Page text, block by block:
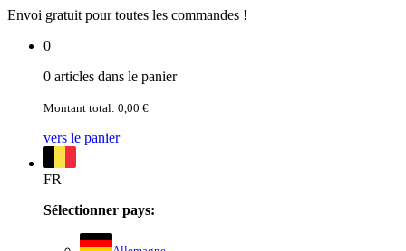
Envoi gratuit pour toutes les commandes !
0
0 articles dans le panier
Montant total: 0,00 €
vers le panier
FR
Sélectionner pays: